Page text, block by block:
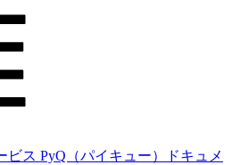
ビス PyQ（パイキュー）ドキュメ